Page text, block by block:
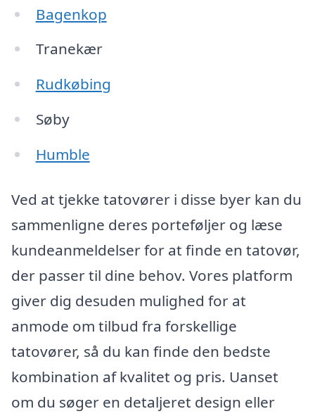
Bagenkop
Tranekær
Rudkøbing
Søby
Humble
Ved at tjekke tatovører i disse byer kan du
sammenligne deres porteføljer og læse
kundeanmeldelser for at finde en tatovør,
der passer til dine behov. Vores platform
giver dig desuden mulighed for at
anmode om tilbud fra forskellige
tatovører, så du kan finde den bedste
kombination af kvalitet og pris. Uanset
om du søger en detaljeret design eller